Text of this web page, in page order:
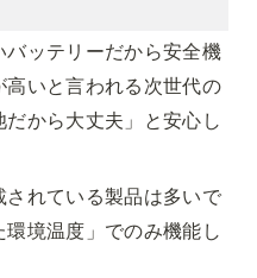
バッテリーだから安全機
いと言われる次世代の
から大丈夫」と安心し
れている製品は多いで
境温度」でのみ機能し